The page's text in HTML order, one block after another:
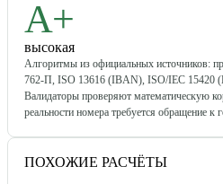
A+
высокая
Алгоритмы из официальных
762-П, ISO 13616 (IBAN), ISO/IEC 15420
Валидаторы проверяют математическую
реальности номера требуется обращение к
ПОХОЖИЕ РАСЧЁТЫ